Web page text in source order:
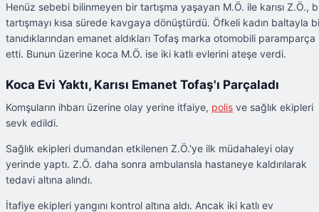
Henüz sebebi bilinmeyen bir tartışma yaşayan M.Ö. ile karısı Z.Ö.,
tartışmayı kısa sürede kavgaya dönüştürdü. Öfkeli kadın baltayla
tanıdıklarından emanet aldıkları Tofaş marka otomobili paramparça
etti. Bunun üzerine koca M.Ö. ise iki katlı evlerini ateşe verdi.
Koca Evi Yaktı, Karısı Emanet Tofaş'ı Parçaladı
Komşuların ihbarı üzerine olay yerine itfaiye, polis ve sağlık ekipleri
sevk edildi.
Sağlık ekipleri dumandan etkilenen Z.Ö.'ye ilk müdahaleyi olay
yerinde yaptı. Z.Ö. daha sonra ambulansla hastaneye kaldırılarak
tedavi altına alındı.
İtafiye ekipleri yangını kontrol altına aldı. Ancak iki katlı ev